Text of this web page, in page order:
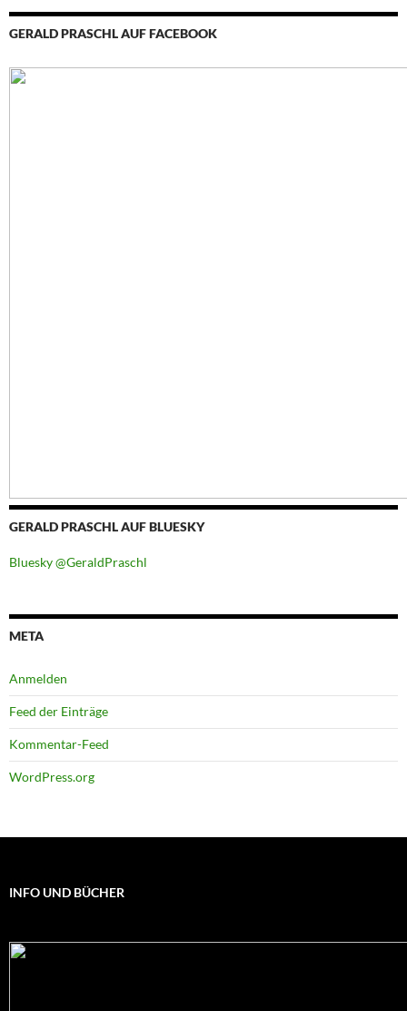
GERALD PRASCHL AUF FACEBOOK
GERALD PRASCHL AUF BLUESKY
Bluesky @GeraldPraschl
META
Anmelden
Feed der Einträge
Kommentar-Feed
WordPress.org
INFO UND BÜCHER